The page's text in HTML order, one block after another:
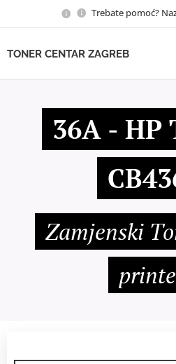
Trebate pomoć?
TONER CENTAR ZAGREB
36A - HP
Zamjenski